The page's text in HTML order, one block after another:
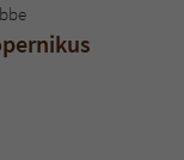
die
mit dem